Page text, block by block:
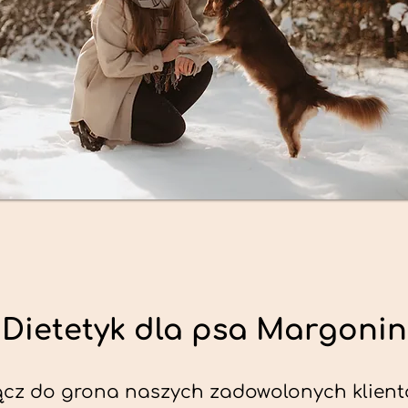
Dietetyk dla psa Margonin
do grona naszych zadowolonych